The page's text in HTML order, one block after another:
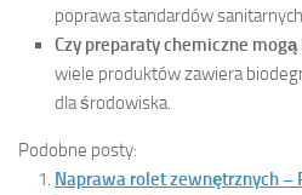
poprawa standardów
Czy preparaty chemiczne
wiele produktów zawiera
dla środowiska.
Podobne posty:
Naprawa rolet zewnętrznych –